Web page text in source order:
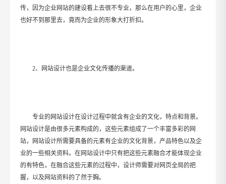
传，因为企业网站的建设看上去很不专业，那么在用户的心里，企业
也好不到那里去，竟而为企业的形象大打折扣。
2、网站设计也是企业文化传播的渠道。
专业的网站设计在设计过程中就含有企业的文化，特点和背景。
网站设计是由很多元素构成的，这些元素组成了一个丰富多彩的网
站，网站设计所需要具备的元素有企业的文化背景，产品特色以及企
业的一些相关资料。在网站设计中只有把这些元素融合才能体现企业
的有特色，在融合这些元素的过程中，设计师需要对网页全局的把
握，以及网站资料的了然于胸。